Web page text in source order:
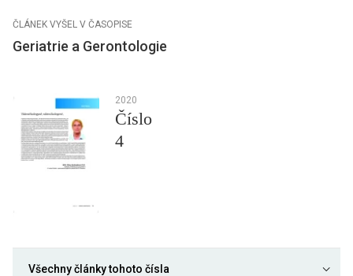
ČLÁNEK VYŠEL V ČASOPISE
Geriatrie a Gerontologie
2020
Číslo
4
Všechny články tohoto čísla